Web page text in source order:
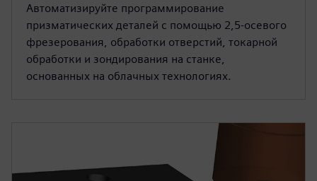
Автоматизируйте программирование
призматических деталей с помощью 2,5-осевого
фрезерования, обработки отверстий, токарной
обработки и зондирования на станке,
основанных на облачных технологиях.